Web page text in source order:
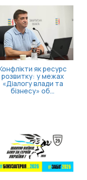
Як опанувати себе та
повернути відчуття
контролю